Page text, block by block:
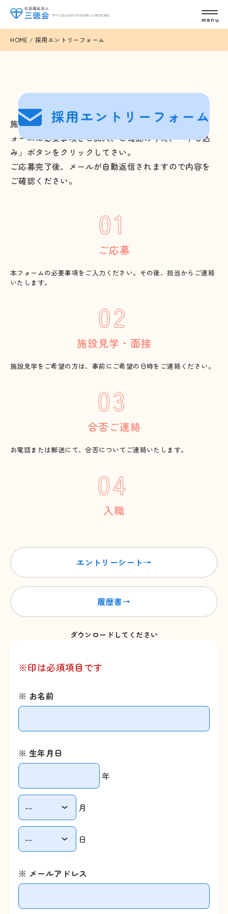
HOME / 採用エントリーフォーム
施設見学や就職を希望される方は、下記エントリーフ
ォームに必要事項をご記入、ご確認のうえ、「申し込
み」ボタンをクリックしてさい。
ご応募完了後、メールが自動返信されますので内容を
ご確認ください。
01
ご応募
本フォームの必要事項をご入力ください。その後、担当からご連絡
いたします。
02
施設見学・面接
施設見学をご希望の方は、事前にご希望の日時をご連絡ください。
03
合否ご連絡
お電話または郵送にて、合否についてご連絡いたします。
04
入職
エントリーシート→
履歴書→
ダウンロードしてください
※印は必須項目です
※ お名前
※ 生年月日
年
月
日
※ メールアドレス